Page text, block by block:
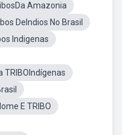
Amazonia
DeIndios No Brasil
Indigenas
TRIBOIndígenas
E TRIBO